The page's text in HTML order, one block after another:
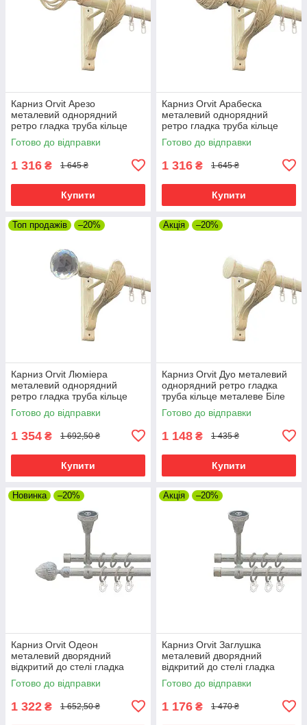
Карниз Orvit Арезо
металевий однорядний
ретро гладка труба кільце
металеве Біле Золото 25 мм
300 см (00-00010525)
Готово до відправки
1 316 ₴ 1 645 ₴
Купити
Карниз Orvit Арабеска
металевий однорядний
ретро гладка труба кільце
металеве Біле Золото 25 мм
300 см (00-00010521)
Готово до відправки
1 316 ₴ 1 645 ₴
Купити
Топ продажів –20%
Карниз Orvit Люміера
металевий однорядний
ретро гладка труба кільце
металеве Біле Золото 25 мм
300 см (00-00010541)
Готово до відправки
1 354 ₴ 1 692,50 ₴
Купити
Акція –20%
Карниз Orvit Дуо металевий
однорядний ретро гладка
труба кільце металеве Біле
Золото 25 мм 300 см (00-
00010533)
Готово до відправки
1 148 ₴ 1 435 ₴
Купити
Новинка –20%
Карниз Orvit Одеон
металевий дворядний
відкритий до стелі гладка
труба кільце металеве Біле
Золото 16\16 мм 300 см (00-
Готово до відправки
1 322 ₴ 1 652,50 ₴
Акція –20%
Карниз Orvit Заглушка
металевий дворядний
відкритий до стелі гладка
труба кільце металеве Біле
Золото 16\16 мм 300 см
Готово до відправки
1 176 ₴ 1 470 ₴